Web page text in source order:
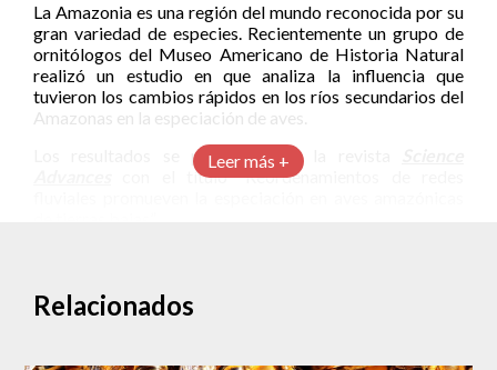
Leer más +
La Amazonia es una región del mundo reconocida por su
gran variedad de especies. Recientemente un grupo de
ornitólogos del Museo Americano de Historia Natural
realizó un estudio en que analiza la influencia que
tuvieron los cambios rápidos en los ríos secundarios del
Amazonas en la especiación de aves.
Los resultados se publicaron en la revista
con el título “Reordenamientos de redes
¿Cómo influye un río en la diferenciación de las especies?
El grupo de investigadores realizó un amplio estudio
Relacionados